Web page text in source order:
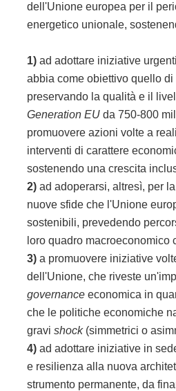
dell'Unione europea per il
energetico unionale,
1) ad adottare iniziative
abbia come obiettivo quello
preservando la qualità e il
Generation EU da 750-800
promuovere azioni volte a
interventi di carattere
sostenendo una crescita
2) ad adoperarsi, altresì, per
nuove sfide che l'Unione
sostenibili, prevedendo
loro quadro macroeconomico
3) a promuovere iniziative
dell'Unione, che riveste
governance economica in
che le politiche economiche
gravishock(simmetrici o
4) ad adottare iniziative in
e resilienza alla nuova
strumento permanente, da